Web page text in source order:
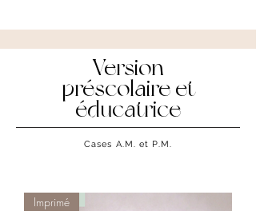
Version
préscolaire et
éducatrice
Cases A.M. et P.M.
Imprimé